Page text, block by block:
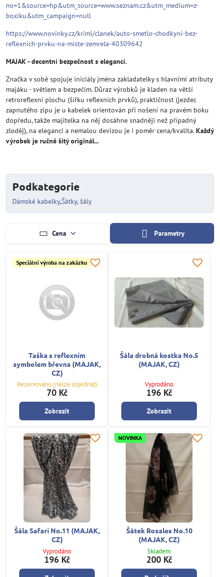
no=1&source=hp&utm_source=www.seznam.cz&utm_medium=z-
boxiku&utm_campaign=null
https://www.novinky.cz/krimi/clanek/auto-smetlo-chodkyni-bez-
reflexnich-prvku-na-miste-zemrela-40309642
MAJAK - decentní bezpečnost s elegancí.
Značka v sobě spojuje iniciály jména zakladatelky s hlavními atributy
majáku - světlem a bezpečím. Důraz výrobků je kladen na větší
retroreflexní plochu (šířku reflexních prvků), praktičnost (jezdec
zapnutého zipu je u kabelek orientován při nošení na pravém boku
dopředu, takže majitelka na něj dosáhne snadněji než případný
zloděj), na eleganci a nemalou devizou je i poměr cena/kvalita.Každý
výrobek je ručně šitý originál...
Podkategorie
Dámské kabelkyŠátky, šály
Cena Parametry
Speciální výroba na zakázku
Taška s reflexním
symbolem břevna (MAJAK,
CZ)
Rezervováno (nelze objednat)
70 Kč
Zobrazit
Šála drobná kostka No.5
(MAJAK, CZ)
Vyprodáno
196 Kč
Zobrazit
Šála Safari No.11 (MAJAK,
CZ)
Vyprodáno
196 Kč
NOVINKA
Šátek Rosales No.10
(MAJAK, CZ)
Skladem
200 Kč